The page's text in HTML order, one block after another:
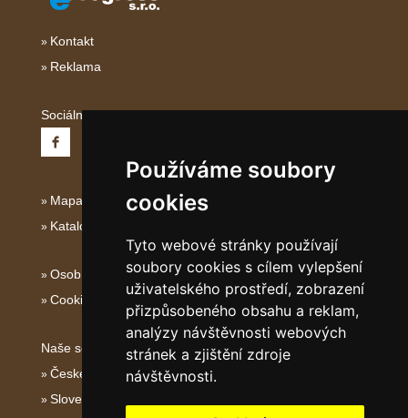
Používáme soubory
cookies
Tyto webové stránky používají
soubory cookies s cílem vylepšení
uživatelského prostředí, zobrazení
přizpůsobeného obsahu a reklam,
analýzy návštěvnosti webových
stránek a zjištění zdroje
návštěvnosti.
Kontakt
Reklama
Sociální sítě:
Mapa serveru Severní Itálie
Katalog ubytování
Osobní údaje
Cookies
Naše servery:
České hory
Slovenské hory